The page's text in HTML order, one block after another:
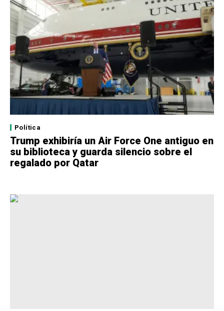
Política
Trump exhibiría un Air Force One antiguo en
su biblioteca y guarda silencio sobre el
regalado por Qatar